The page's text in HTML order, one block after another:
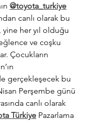
@toyota_turkiye
canlı olarak bu
her yıl olduğu
ve coşku
Çocukların
gerçekleşecek bu
Perşembe günü
canlı olarak
Türkiye Pazarlama